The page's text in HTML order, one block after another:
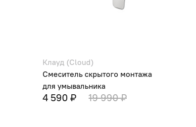
Клауд (Cloud)
Смеситель скрытого монтажа
для умывальника
4 590 ₽ 19 990 ₽